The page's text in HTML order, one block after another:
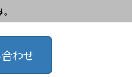
わせ